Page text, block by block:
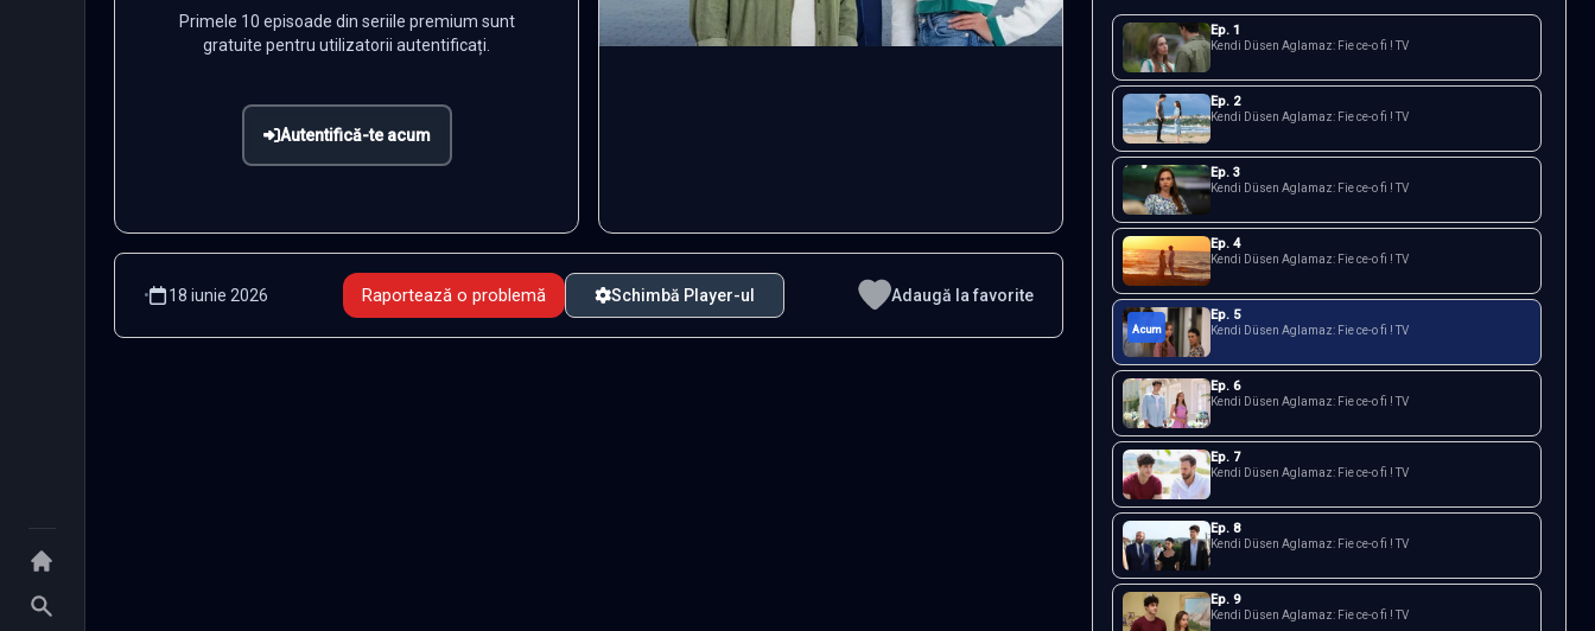
Primele 10 episoade din seriile premium sunt
gratuite pentru utilizatorii autentificați.
Autentifică-te acum
• 18 iunie 2026 Raportează o problemă Schimbă Player-ul Adaugă la favorite
Ep. 1
Kendi Düsen Aglamaz: Fie ce-o fi ! TV
Ep. 2
Kendi Düsen Aglamaz: Fie ce-o fi ! TV
Ep. 3
Kendi Düsen Aglamaz: Fie ce-o fi ! TV
Ep. 4
Kendi Düsen Aglamaz: Fie ce-o fi ! TV
Acum
Ep. 5
Kendi Düsen Aglamaz: Fie ce-o fi ! TV
Ep. 6
Kendi Düsen Aglamaz: Fie ce-o fi ! TV
Ep. 7
Kendi Düsen Aglamaz: Fie ce-o fi ! TV
Ep. 8
Kendi Düsen Aglamaz: Fie ce-o fi ! TV
Ep. 9
Kendi Düsen Aglamaz: Fie ce-o fi ! TV